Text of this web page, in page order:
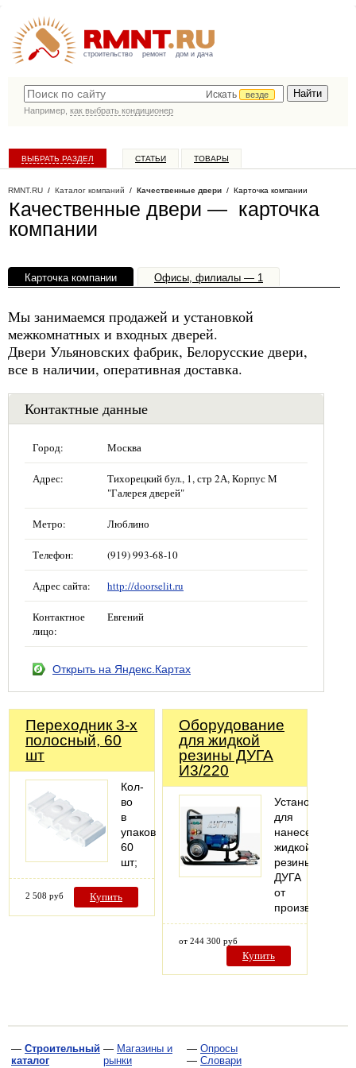
строительство ремонт дом и дача
Искать
везде
Например, как выбрать кондиционер
ВЫБРАТЬ РАЗДЕЛ СТАТЬИ ТОВАРЫ
RMNT.RU / Каталог компаний / Качественные двери / Карточка компании
Качественные двери — карточка
компании
Карточка компании Офисы, филиалы — 1
Мы занимаемся продажей и установкой
межкомнатных и входных дверей.
Двери Ульяновских фабрик, Белорусские двери,
все в наличии, оперативная доставка.
Контактные данные
Город: Москва
Адрес:
Тихорецкий бул., 1, стр 2А, Корпус М
"Галерея дверей"
Метро: Люблино
Телефон: (919) 993-68-10
Адрес сайта: http://doorselit.ru
Контактное
лицо:
Евгений
Открыть на Яндекс.Картах
Переходник 3-х
полосный, 60
шт
Кол-
во
в
упаковке:
60
шт;
2 508 руб Купить
Оборудование
для жидкой
резины ДУГА
И3/220
Установка
для
нанесения
жидкой
резины
ДУГА
от
производителя
от 244 300 руб
Купить
— Строительный
каталог
— Магазины и
рынки
— Опросы
— Словари